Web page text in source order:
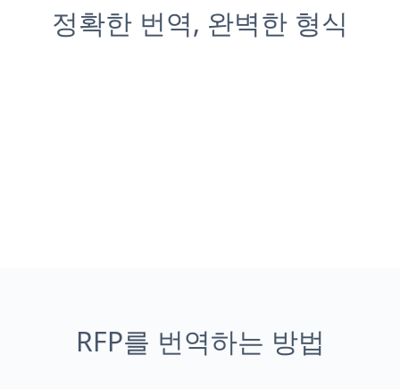
정확한 번역, 완벽한 형식
RFP를 번역하는 방법